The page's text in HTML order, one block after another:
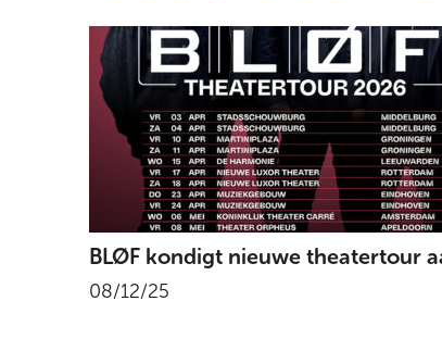
BLØF kondigt nieuwe theatertour
08/12/25